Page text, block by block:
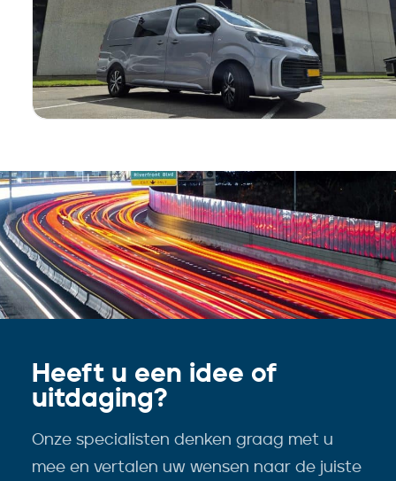
Heeft u een idee of
uitdaging?
Onze specialisten denken graag met u
mee en vertalen uw wensen naar de juiste